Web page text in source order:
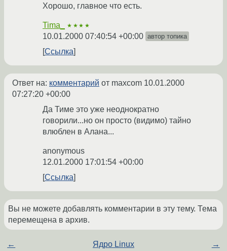
Хорошо, главное что есть.
Tima_ ★★★★
10.01.2000 07:40:54 +00:00 автор топика
Ссылка
Ответ на: комментарий от maxcom 10.01.2000
07:27:20 +00:00
Да Тиме это уже неоднократно
говорили...но он просто (видимо) тайно
влюблен в Алана...
anonymous
12.01.2000 17:01:54 +00:00
Ссылка
Вы не можете добавлять комментарии в эту тему. Тема
перемещена в архив.
← Ядро Linux →